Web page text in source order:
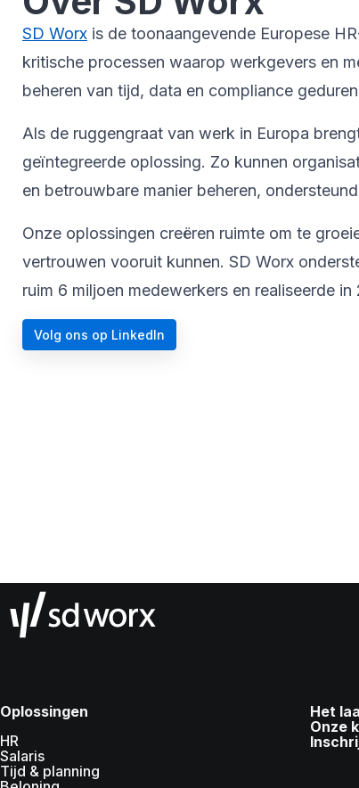
SD Worx is de toonaangevende Europese
kritische processen waarop werkgevers en
beheren van tijd, data en compliance
Als de ruggengraat van werk in Europa
geïntegreerde oplossing. Zo kunnen
en betrouwbare manier beheren,
Onze oplossingen creëren ruimte om te
vertrouwen vooruit kunnen. SD Worx
ruim 6 miljoen medewerkers en realiseerde
Volg ons op LinkedIn
Oplossingen
HR
Salaris
Tijd & planning
Het
Onze